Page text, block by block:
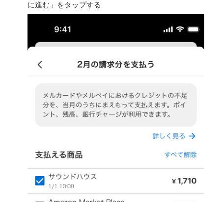
に進む」をタップする